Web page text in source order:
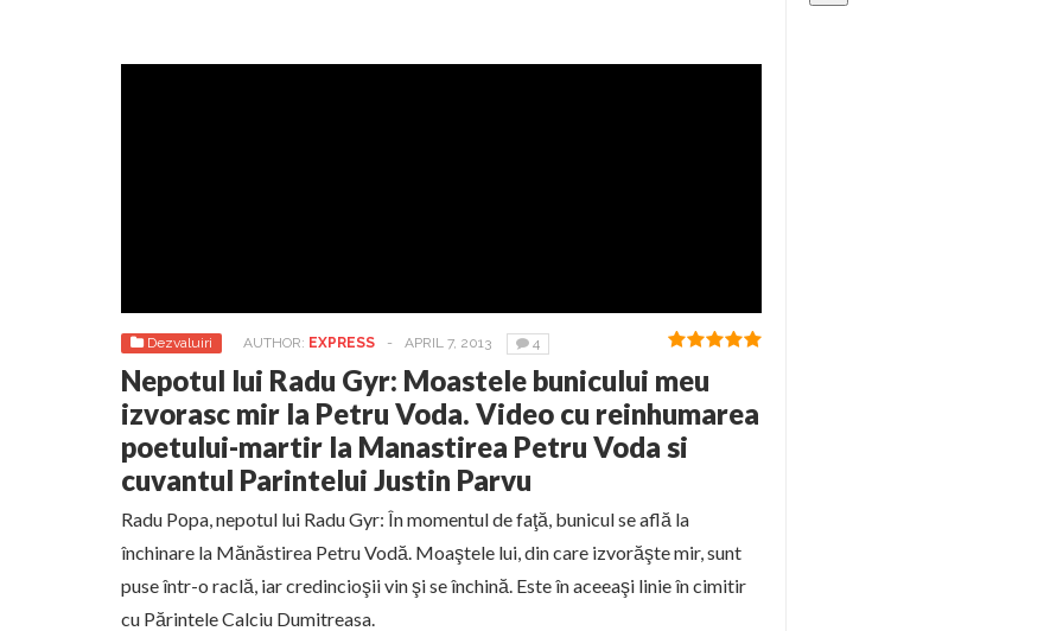
Dezvaluiri AUTHOR: EXPRESS - APRIL 7, 2013 4
Nepotul lui Radu Gyr: Moastele bunicului meu
izvorasc mir la Petru Voda. Video cu reinhumarea
poetului-martir la Manastirea Petru Voda si
cuvantul Parintelui Justin Parvu
Radu Popa, nepotul lui Radu Gyr: În momentul de faţă, bunicul se află la
închinare la Mănăstirea Petru Vodă. Moaştele lui, din care izvorăşte mir, sunt
puse într-o raclă, iar credincioşii vin şi se închină. Este în aceeaşi linie în cimitir
cu Părintele Calciu Dumitreasa.